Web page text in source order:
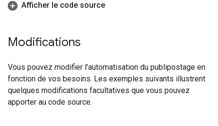
Afficher le code source
Modifications
Vous pouvez modifier l'automatisation du publipostage en
fonction de vos besoins. Les exemples suivants illustrent
quelques modifications facultatives que vous pouvez
apporter au code source.